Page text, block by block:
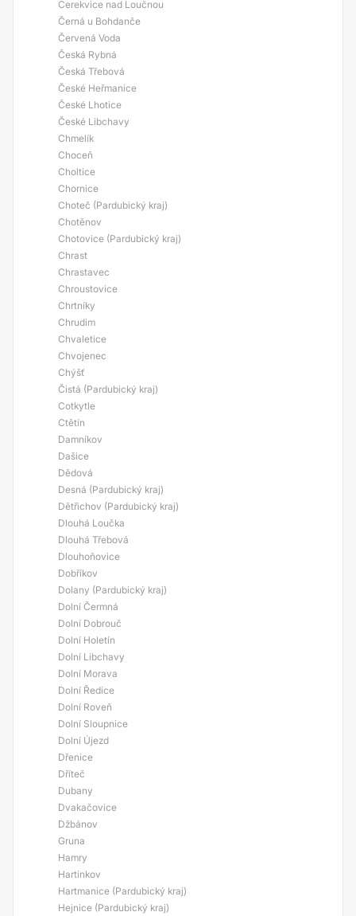
Cerekvice nad Loučnou
Černá u Bohdanče
Červená Voda
Česká Rybná
Česká Třebová
České Heřmanice
České Lhotice
České Libchavy
Chmelík
Choceň
Choltice
Chornice
Choteč (Pardubický kraj)
Chotěnov
Chotovice (Pardubický kraj)
Chrast
Chrastavec
Chroustovice
Chrtníky
Chrudim
Chvaletice
Chvojenec
Chýšť
Čistá (Pardubický kraj)
Cotkytle
Ctětín
Damníkov
Dašice
Dědová
Desná (Pardubický kraj)
Dětřichov (Pardubický kraj)
Dlouhá Loučka
Dlouhá Třebová
Dlouhoňovice
Dobříkov
Dolany (Pardubický kraj)
Dolní Čermná
Dolní Dobrouč
Dolní Holetín
Dolní Libchavy
Dolní Morava
Dolní Ředice
Dolní Roveň
Dolní Sloupnice
Dolní Újezd
Dřenice
Dříteč
Dubany
Dvakačovice
Džbánov
Gruna
Hamry
Hartinkov
Hartmanice (Pardubický kraj)
Hejnice (Pardubický kraj)